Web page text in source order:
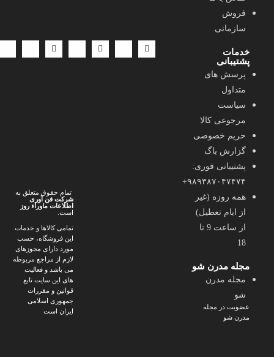
فروش
سازمانی
خدمات
پشتیبانی
پرسش های
متداول
سیاست
مرجوعی کالا
حریم خصوصی
گزارش باگ
پشتیبانی فوری:
۹۸۹۳۸۷۰۴۷۴۷۴+
همه روزه (غیر
از ایام تعطیل)
از ساعت 9 تا
18
مجله مدرن شو
مجله مدرن
شو
عضویت در مجله
مدرن شو
تمام حقوق متعلق به
شرکت فن آوری
اطلاعات ماوراء روز
است.
تمامی کالاها و خدمات
این فروشگاه، حسب
مورد دارای مجوزهای
لازم از مراجع مربوطه
می باشد و فعالیت
های این سایت تابع
قوانین و مقررات
جمهوری اسلامی
ایران است